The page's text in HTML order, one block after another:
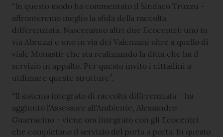
“In questo modo ha commentato il Sindaco Truzzu -
affronteremo meglio la sfida della raccolta
differenziata. Nasceranno altri due Ecocentri: uno in
via Abruzzi e uno in via dei Valenzani oltre a quello di
viale Monastir che sta realizzando la ditta che ha il
servizio in appalto. Per questo invito i cittadini a
utilizzare queste strutture”.
“Il sistema integrato di raccolta differenziata – ha
aggiunto l'Assessore all'Ambiente, Alessandro
Guarracino - viene ora integrato con gli Ecocentri
che completano il servizio del porta a porta. In questo